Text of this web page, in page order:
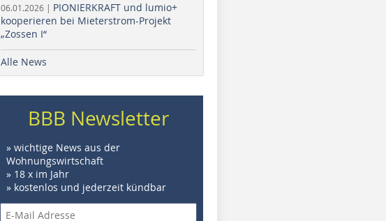
06.01.2026 | PIONIERKRAFT und lumio+
kooperieren bei Mieterstrom-Projekt
„Zossen I“
Alle News
BBB Newsletter
» wichtige News aus der
Wohnungswirtschaft
» 18 x im Jahr
» kostenlos und jederzeit kündbar